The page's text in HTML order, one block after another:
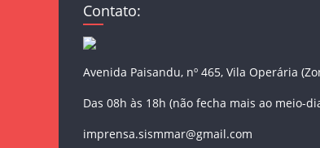
Contato:
Avenida Paisandu, nº 465, Vila Operária
Das 08h às 18h (não fecha mais ao meio-
imprensa.sismmar@gmail.com